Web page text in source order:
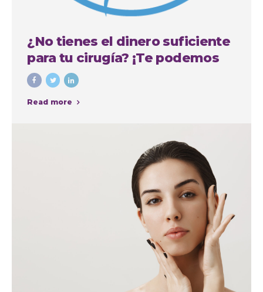
¿No tienes el dinero suficiente
para tu cirugía? ¡Te podemos
financiar!
Read more